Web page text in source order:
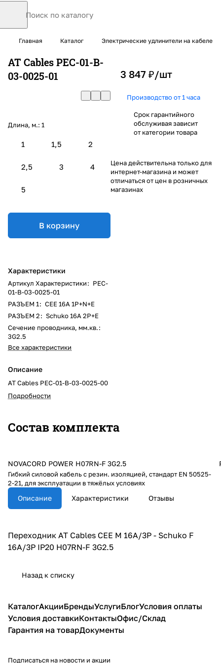
Главная Каталог Электрические удлинители на кабеле
AT Cables PEC-01-B-
03-0025-01
Длина, м.: 1
1 1,5 2
2,5 3 4
5
В корзину
Характеристики
Артикул Характеристики: PEC-
01-B-03-0025-01
РАЗЪЕМ 1: CEE 16A 1P+N+E
РАЗЪЕМ 2: Schuko 16A 2P+E
Сечение проводника, мм.кв.:
3G2.5
Все характеристики
Описание
AT Cables PEC-01-B-03-0025-00
Подробности
3 847 ₽/шт
Производство от 1 часа
Срок гарантийного
обслуживая зависит
от категории товара
Цена действительна только для
интернет-магазина и может
отличаться от цен в розничных
магазинах
Состав комплекта
NOVACORD POWER H07RN-F 3G2.5
Гибкий силовой кабель с резин. изоляцией, стандарт EN 50525-
2-21, для эксплуатации в тяжёлых условиях
Описание Характеристики Отзывы
Переходник AT Cables CEE M 16A/3P - Schuko F
16A/3P IP20 H07RN-F 3G2.5
Назад к списку
КаталогАкцииБрендыУслугиБлогУсловия оплаты
Условия доставкиКонтактыОфис/Склад
Гарантия на товарДокументы
Подписаться на новости и акции